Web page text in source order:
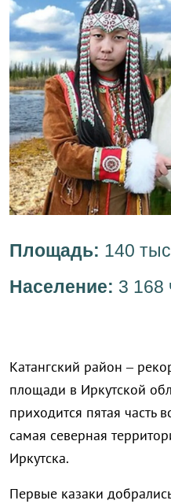
Площадь: 140
Население: 3 168
Катангский район –
площади в Иркутской
приходится пятая часть
самая северная
Иркутска.
Первые казаки